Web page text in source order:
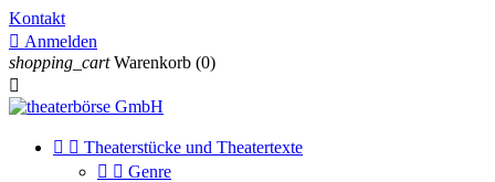
Kontakt
 Anmelden
shopping_cart Warenkorb (0)

  Theaterstücke und Theatertexte
  Genre